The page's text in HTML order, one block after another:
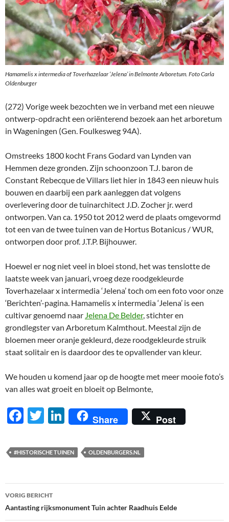
Hamamelis x intermedia of Toverhazelaar ‘Jelena’ in Belmonte Arboretum. Foto Carla
Oldenburger
(272) Vorige week bezochten we in verband met een nieuwe
ontwerp-opdracht een oriënterend bezoek aan het arboretum
in Wageningen (Gen. Foulkesweg 94A).
Omstreeks 1800 kocht Frans Godard van Lynden van
Hemmen deze gronden. Zijn schoonzoon T.J. baron de
Constant Rebecque de Villars liet hier in 1843 een nieuw huis
bouwen en daarbij een park aanleggen dat volgens
overlevering door de tuinarchitect J.D. Zocher jr. werd
ontworpen. Van ca. 1950 tot 2012 werd de plaats omgevormd
tot een van de twee tuinen van de Hortus Botanicus / WUR,
ontworpen door prof. J.T.P. Bijhouwer.
Hoewel er nog niet veel in bloei stond, het was tenslotte de
laatste week van januari, vroeg deze roodgekleurde
Toverhazelaar x intermedia ‘Jelena’ toch om een foto voor onze
‘Berichten’-pagina. Hamamelis x intermedia ‘Jelena’ is een
cultivar genoemd naar Jelena De Belder, stichter en
grondlegster van Arboretum Kalmthout. Meestal zijn de
bloemen meer oranje gekleurd, deze roodgekleurde struik
staat solitair en is daardoor des te opvallender van kleur.
We houden u komend jaar op de hoogte met meer mooie foto’s
van alles wat groeit en bloeit op Belmonte,
F
e
o
o
k
T
itt
Li
k
dI
Share Post
#HISTORISCHE TUINEN OLDENBURGERS.NL
Berichtnavigatie
VORIG BERICHT
Aantasting rijksmonument Tuin achter Raadhuis Eelde